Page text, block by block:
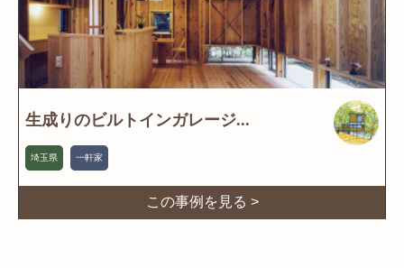
生成りのビルトインガレージ...
埼玉県 一軒家
この事例を見る >